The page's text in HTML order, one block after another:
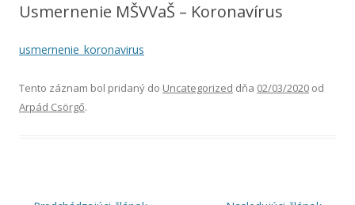
Usmernenie MŠVVaŠ – Koronavírus
usmernenie_koronavirus
Tento záznam bol pridaný do Uncategorized dňa 02/03/2020 od
Arpád Csörgő.